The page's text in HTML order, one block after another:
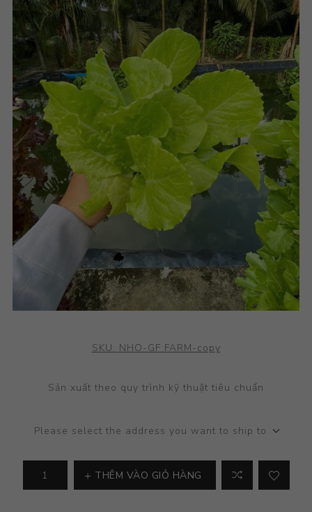
SKU: NHO-GF FARM-copy
Sản xuất theo quy trình kỹ thuật tiêu chuẩn
Please select the address you want to ship to
THÊM VÀO GIỎ HÀNG